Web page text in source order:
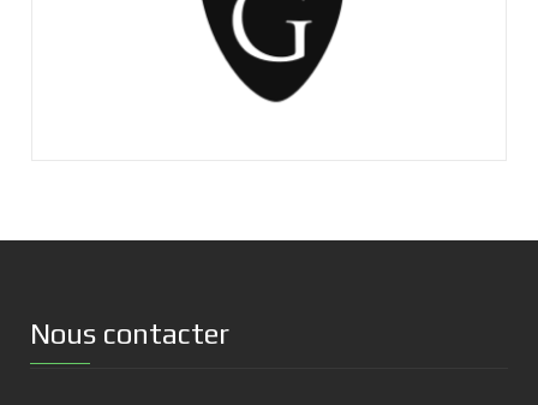
Nous contacter